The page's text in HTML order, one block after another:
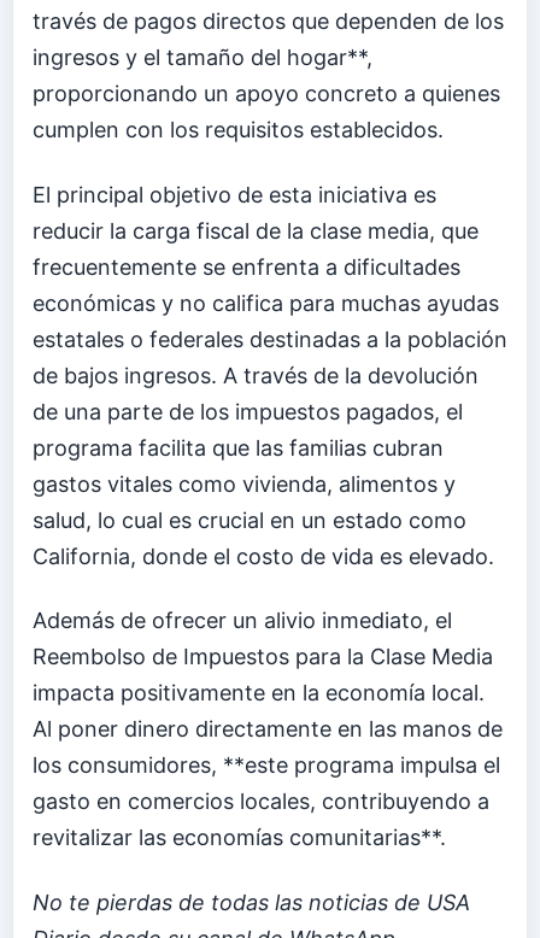
través de pagos directos que dependen de los
ingresos y el tamaño del hogar**,
proporcionando un apoyo concreto a quienes
cumplen con los requisitos establecidos.
El principal objetivo de esta iniciativa es
reducir la carga fiscal de la clase media, que
frecuentemente se enfrenta a dificultades
económicas y no califica para muchas ayudas
estatales o federales destinadas a la población
de bajos ingresos. A través de la devolución
de una parte de los impuestos pagados, el
programa facilita que las familias cubran
gastos vitales como vivienda, alimentos y
salud, lo cual es crucial en un estado como
California, donde el costo de vida es elevado.
Además de ofrecer un alivio inmediato, el
Reembolso de Impuestos para la Clase Media
impacta positivamente en la economía local.
Al poner dinero directamente en las manos de
los consumidores, **este programa impulsa el
gasto en comercios locales, contribuyendo a
revitalizar las economías comunitarias**.
No te pierdas de todas las noticias de USA